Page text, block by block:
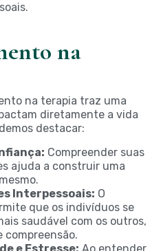
na
na terapia traz uma
diretamente a vida
destacar:
Compreender suas
ajuda a construir uma
Interpessoais: O
que os indivíduos se
saudável com os outros,
compreensão.